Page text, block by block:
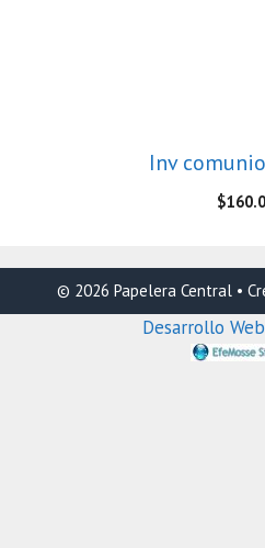
Inv
$
© 2026 Papelera Central •
Desarrollo